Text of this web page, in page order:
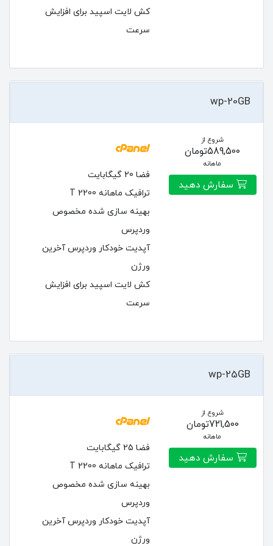
کش لایت اسپید برای افزایش
سرعت
wp-20GB
فضا 20 گیگابایت
ترافیک ماهانه 2200 T
بهینه سازی شده مخصوص
وردپرس
آپدیت خودکار وردپرس آخرین
ورژن
کش لایت اسپید برای افزایش
سرعت
شروع از
589,500تومان
ماهانه
سفارش دهید
wp-25GB
فضا 25 گیگابایت
ترافیک ماهانه 2200 T
بهینه سازی شده مخصوص
وردپرس
آپدیت خودکار وردپرس آخرین
ورژن
شروع از
721,500تومان
ماهانه
سفارش دهید